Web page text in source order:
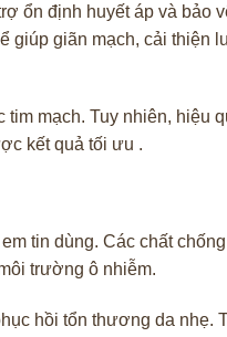
ổn định huyết áp và bảo
giúp giãn mạch, cải thiện
mạch. Tuy nhiên, hiệu
kết quả tối ưu .
tin dùng. Các chất
trường ô nhiễm.
hồi tổn thương da nhẹ.